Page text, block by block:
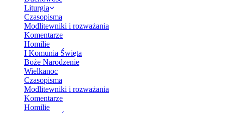
Liturgia
Czasopisma
Modlitewniki i rozważania
Komentarze
Homilie
I Komunia Święta
Boże Narodzenie
Wielkanoc
Czasopisma
Modlitewniki i rozważania
Komentarze
Homilie